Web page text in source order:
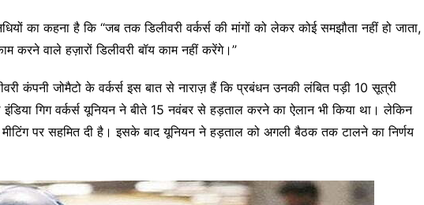
का कहना है कि “जब तक डिलीवरी वर्कर्स की मांगों को लेकर कोई समझौता नहीं हो जाता,
करने वाले हज़ारों डिलीवरी बॉय काम नहीं करेंगे।”
कंपनी जोमैटो के वर्कर्स इस बात से नाराज़ हैं कि प्रबंधन उनकी लंबित पड़ी 10 सूत्री
गिग वर्कर्स यूनियन ने बीते 15 नवंबर से हड़ताल करने का ऐलान भी किया था। लेकिन
पर सहमित दी है। इसके बाद यूनियन ने हड़ताल को अगली बैठक तक टालने का निर्णय